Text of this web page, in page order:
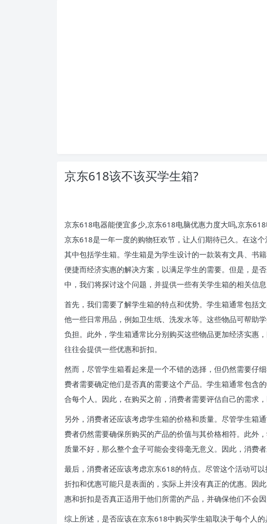
京东618该不该买学生箱?
京东618电器能便宜多少,京东618电脑优惠力度大吗,京东
京东618是一年一度的购物狂欢节，让人们期待已久。在这
其中包括学生箱。学生箱是为学生设计的一款装有文具、书
便捷而经济实惠的解决方案，以满足学生的需要。但是，是
中，我们将探讨这个问题，并提供一些有关学生箱的相关信息
首先，我们需要了解学生箱的特点和优势。学生箱通常包括
他一些日常用品，例如卫生纸、洗发水等。这些物品可帮助
负担。此外，学生箱通常比分别购买这些物品更加经济实惠
往往会提供一些优惠和折扣。
然而，尽管学生箱看起来是一个不错的选择，但仍然需要仔
费者需要确定他们是否真的需要这个产品。学生箱通常包含
合每个人。因此，在购买之前，消费者需要评估自己的需求
另外，消费者还应该考虑学生箱的价格和质量。尽管学生箱
费者仍然需要确保所购买的产品的价值与其价格相符。此外
质量不好，那么整个盒子可能会变得毫无意义。因此，消费
最后，消费者还应该考虑京东618的特点。尽管这个活动可
折扣和优惠可能只是表面的，实际上并没有真正的优惠。因
惠和折扣是否真正适用于他们所需的产品，并确保他们不会
综上所述，是否应该在京东618中购买学生箱取决于每个人